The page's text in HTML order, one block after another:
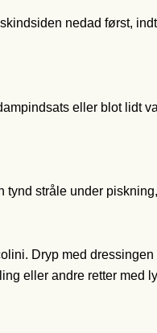
nedad først,
eller blot lidt
stråle under
Dryp med
eller andre retter med